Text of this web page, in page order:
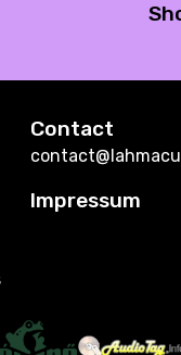
Contact
Impressum